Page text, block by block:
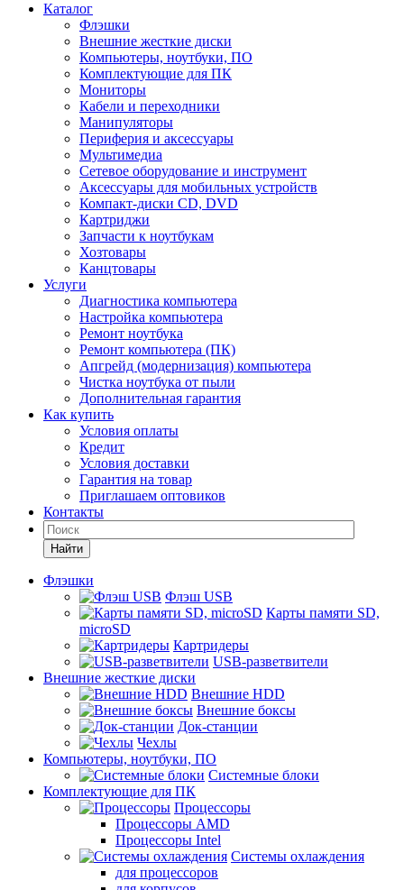
Каталог
Флэшки
Внешние жесткие диски
Компьютеры, ноутбуки, ПО
Комплектующие для ПК
Мониторы
Кабели и переходники
Манипуляторы
Периферия и аксессуары
Мультимедиа
Сетевое оборудование и инструмент
Аксессуары для мобильных устройств
Компакт-диски CD, DVD
Картриджи
Запчасти к ноутбукам
Хозтовары
Канцтовары
Услуги
Диагностика компьютера
Настройка компьютера
Ремонт ноутбука
Ремонт компьютера (ПК)
Апгрейд (модернизация) компьютера
Чистка ноутбука от пыли
Дополнительная гарантия
Как купить
Условия оплаты
Кредит
Условия доставки
Гарантия на товар
Приглашаем оптовиков
Контакты
Найти
Флэшки
Флэш USB
Карты памяти SD,
microSD
Картридеры
USB-разветвители
Внешние жесткие диски
Внешние HDD
Внешние боксы
Док-станции
Чехлы
Компьютеры, ноутбуки, ПО
Системные блоки
Комплектующие для ПК
Процессоры
Процессоры AMD
Процессоры Intel
Системы охлаждения
для процессоров